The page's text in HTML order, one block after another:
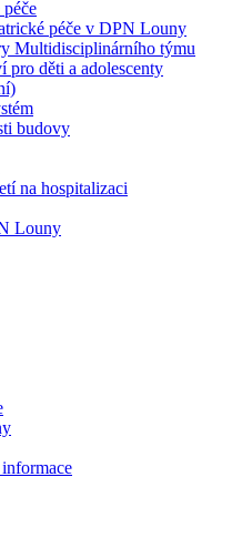
péče v DPN Louny
Multidisciplinárního týmu
pro děti a adolescenty
budovy
na hospitalizaci
Louny